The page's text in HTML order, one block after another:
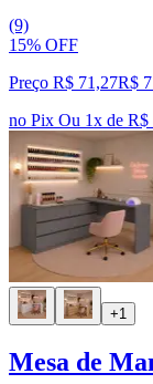
(9)
15% OFF
Preço R$ 71,27R$
no Pix Ou 1x de R$
+1
Mesa de